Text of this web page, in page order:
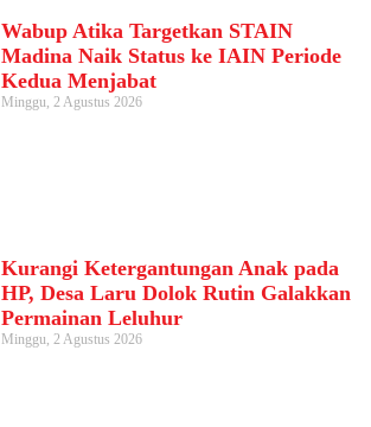
Wabup Atika Targetkan STAIN
Madina Naik Status ke IAIN Periode
Kedua Menjabat
Minggu, 2 Agustus 2026
Kurangi Ketergantungan Anak pada
HP, Desa Laru Dolok Rutin Galakkan
Permainan Leluhur
Minggu, 2 Agustus 2026